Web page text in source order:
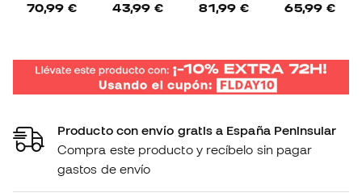
70,99 € 43,99 € 81,99 € 65,99 €
Producto con envío gratis a España Peninsular
Compra este producto y recíbelo sin pagar
gastos de envío